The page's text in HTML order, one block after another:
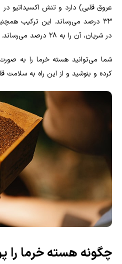
عروق قلبی) دارد و تنش اکسیداتیو در
۳۳ درصد می‌رساند. این ترکیب
در شریان، آن را به ۲۸ درصد می‌رساند
.
شما می‌توانید هسته خرما را به
کرده و بنوشید و از این راه به
چگونه هسته خرما را